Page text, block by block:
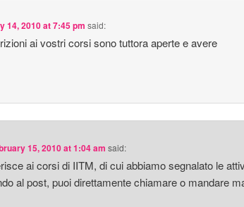
14, 2010 at 7:45 pm said:
ai vostri corsi sono tuttora aperte e avere
15, 2010 at 1:04 am said:
ai corsi di IITM, di cui abbiamo segnalato le
al post, puoi direttamente chiamare o mandare